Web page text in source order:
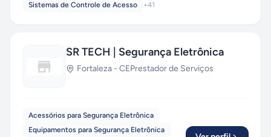
Sistemas de Controle de Acesso
+41
SR TECH | Segurança Eletrônica
Fortaleza - CEPrestador de Serviços
Acessórios para Segurança Eletrônica
Equipamentos para Segurança Eletrônica